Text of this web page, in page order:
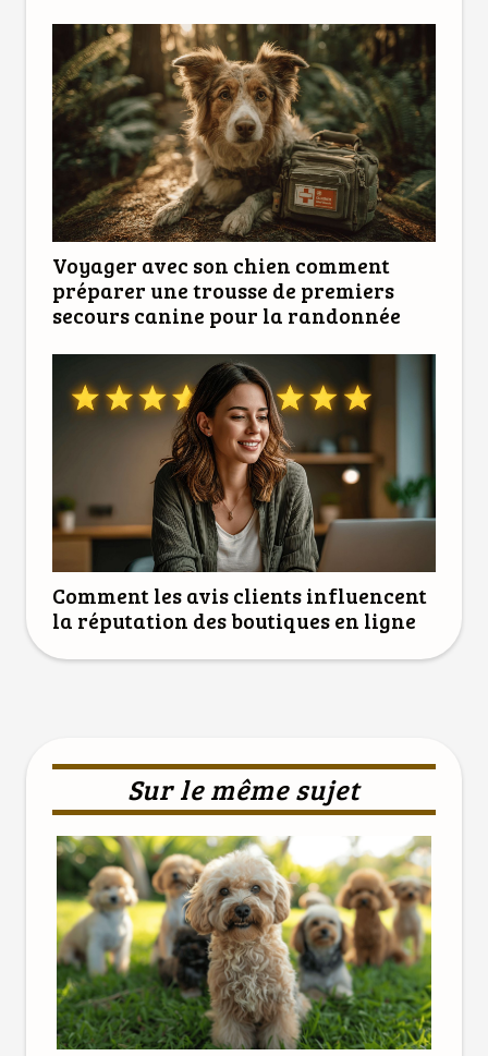
Voyager avec son chien comment
préparer une trousse de premiers
secours canine pour la randonnée
Comment les avis clients influencent
la réputation des boutiques en ligne
Sur le même sujet